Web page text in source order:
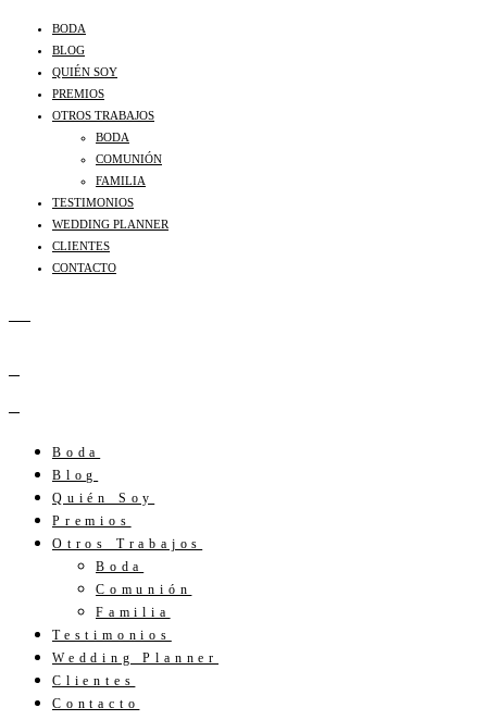
BODA
BLOG
QUIÉN SOY
PREMIOS
OTROS TRABAJOS
BODA
COMUNIÓN
FAMILIA
TESTIMONIOS
WEDDING PLANNER
CLIENTES
CONTACTO
Boda
Blog
Quién Soy
Premios
Otros Trabajos
Boda
Comunión
Familia
Testimonios
Wedding Planner
Clientes
Contacto